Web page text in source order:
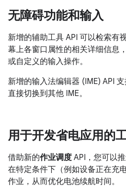
无障碍功能和输入
新增的辅助工具 API 可以检索有
幕上各窗口属性的相关详细信息
或自定义的输入操作。
新增的输入法编辑器 (IME) API
直接切换到其他 IME。
用于开发省电应用的
借助新的作业调度 API，您可以
在特定条件下（例如设备正在充
作业，从而优化电池续航时间。